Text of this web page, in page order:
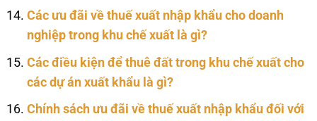
Các ưu đãi về thuế xuất nhập khẩu cho doanh
nghiệp trong khu chế xuất là gì?
Các điều kiện để thuê đất trong khu chế xuất cho
các dự án xuất khẩu là gì?
Chính sách ưu đãi về thuế xuất nhập khẩu đối với